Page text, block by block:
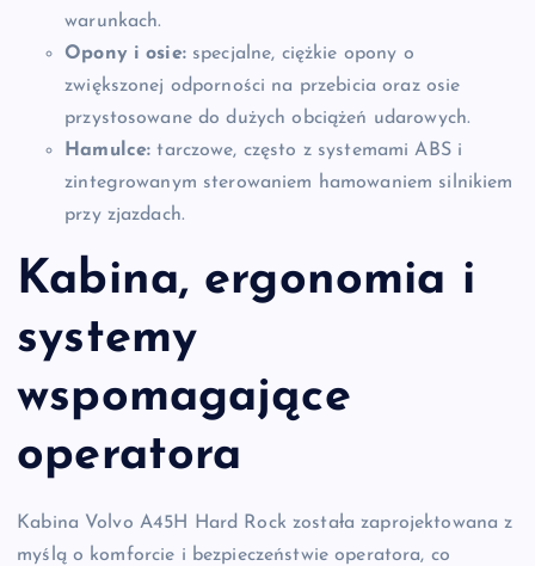
warunkach.
Opony i osie:specjalne, ciężkie opony o
zwiększonej odporności na przebicia oraz osie
przystosowane do dużych obciążeń udarowych.
Hamulce: tarczowe, często z systemami ABS i
zintegrowanym sterowaniem hamowaniem silnikiem
przy zjazdach.
Kabina, ergonomia i
systemy
wspomagające
operatora
Kabina Volvo A45H Hard Rock została zaprojektowana z
myślą o komforcie i bezpieczeństwie operatora, co